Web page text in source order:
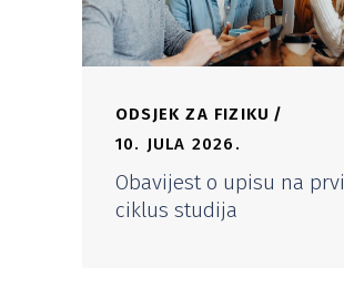
ODSJEK ZA FIZIKU
10. JULA 2026.
Obavijest o upisu na prvi
ciklus studija